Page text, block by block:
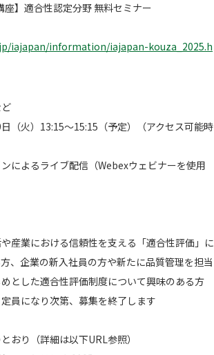
座】適合性認定分野 無料セミナー
iajapan/information/iajapan-kouza_ 2025.h
（火）13:15～15:15（予定）（アクセス可能時
によるライブ配信（Webexウェビナーを使用
産業における信頼性を支える「適合性評価 」に
、企業の新入社員の方や新たに品質管理を担当
とした適合性評価制度について興味のある方
員になり次第、募集を終了します
おり（詳細は以下URL参照）